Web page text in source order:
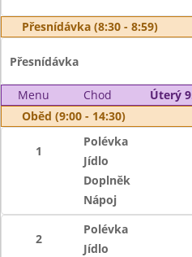
Přesnídávka (8:30 - 8:59)
Přesnídávka
Menu Chod
Úterý
Oběd (9:00 - 14:30)
1
Polévka
Jídlo
Doplněk
Nápoj
2
Polévka
Jídlo